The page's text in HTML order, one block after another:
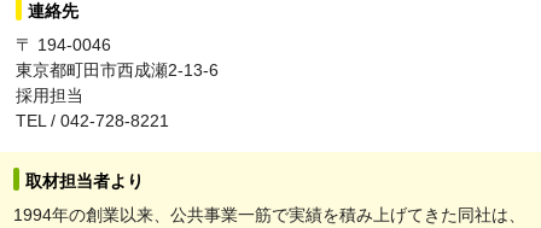
連絡先
〒 194-0046
東京都町田市西成瀬2-13-6
採用担当
TEL / 042-728-8221
取材担当者より
1994年の創業以来、公共事業一筋で実績を積み上げてきた同社は、